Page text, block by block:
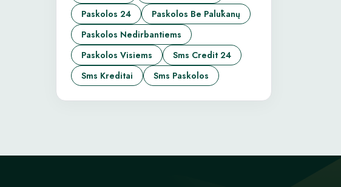
Paskolos 24
Paskolos Be Palūkanų
Paskolos Nedirbantiems
Paskolos Visiems
Sms Credit 24
Sms Kreditai
Sms Paskolos